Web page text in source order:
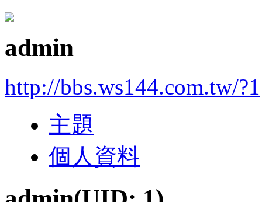
admin
http://bbs.ws144.com.tw/?1
主題
個人資料